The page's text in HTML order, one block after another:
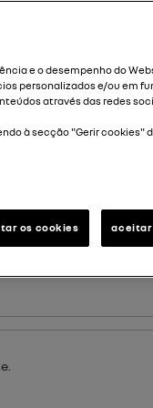
ajustamento correto
garantir o correto
a fundo os
respetivo apoio deve
possível;
devida posição, de
e o desempenho do
personalizados e/ou em
através das redes
à secção "Gerir cookies"
os cookies aceitar